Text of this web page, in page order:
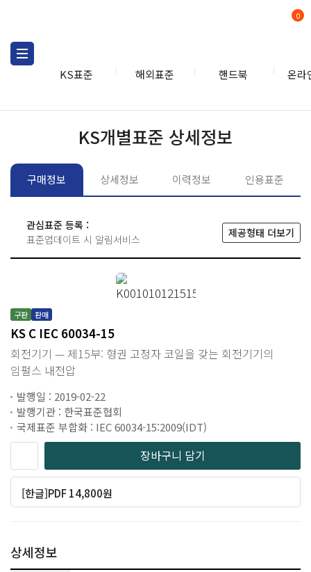
KS표준 해외표준 핸드북 온라
0
KS개별표준 상세정보
구매정보 상세정보 이력정보 인용표준
관심표준 등록 :
표준업데이트 시 알림서비스
제공형태 더보기
구판 판매
KS C IEC 60034-15
회전기기 — 제15부: 형권 고정자 코일을 갖는 회전기기의
임펄스 내전압
발행일 : 2019-02-22
발행기관 : 한국표준협회
국제표준 부합화 : IEC 60034-15:2009(IDT)
장바구니 담기
[한글]PDF 14,800원
상세정보